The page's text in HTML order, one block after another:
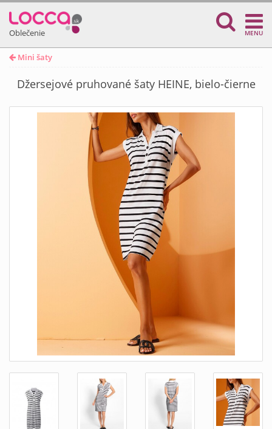
Oblečenie MENU
Mini šaty
Džersejové pruhované šaty HEINE, bielo-čierne